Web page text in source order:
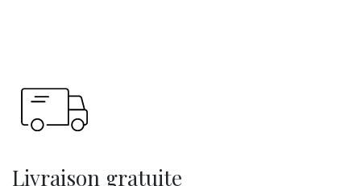
Livraison gratuite